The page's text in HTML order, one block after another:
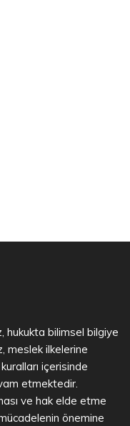
hukukta bilimsel bilgiye
meslek ilkelerine
içerisinde
etmektedir.
ve hak elde etme
önemine